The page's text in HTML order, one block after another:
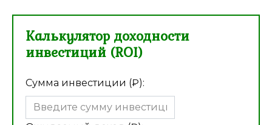
Калькулятор доходности
инвестиций (ROI)
Сумма инвестиции (₽):